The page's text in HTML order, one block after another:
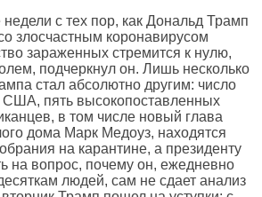
с тех пор, как Дональд Трамп
злосчастным коронавирусом
зараженных стремится к нулю,
подчеркнул он. Лишь несколько
стал абсолютно другим: число
США, пять высокопоставленных
в том числе новый глава
дома Марк Медоуз, находятся
на карантине, а президенту
на вопрос, почему он, ежедневно
людей, сам не сдает анализ